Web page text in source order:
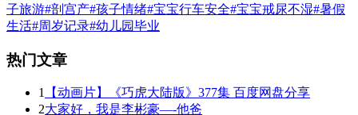
子旅游#剖宫产#孩子情绪#宝宝行车安全#宝宝戒尿不湿#暑假
生活#周岁记录#幼儿园毕业
热门文章
1
【动画片】《巧虎大陆版》377集 百度网盘分享
2大家好，我是李彬豪—-他爸